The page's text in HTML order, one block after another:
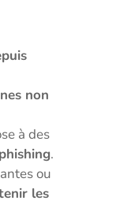
non
à des
.
ou
les